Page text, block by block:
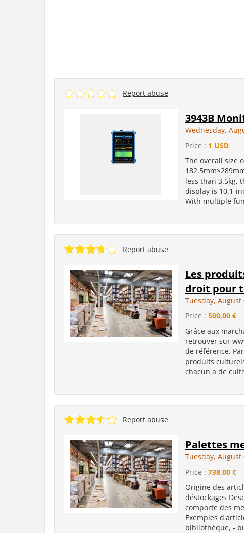
Report abuse
3943B
Wednesday,
Price : 1 USD
The overall size
less than 3.5kg,
display is 10.1-
With multiple
Report abuse
Les
droit pour
Tuesday, August
Price : 500,00 €
Grâce aux
retrouver sur
de référence.
produits
chacun a de
Report abuse
Palettes
Tuesday, August
Price : 738,00 €
Origine des
déstockages
comporte des
Exemples
bibliothèque, -